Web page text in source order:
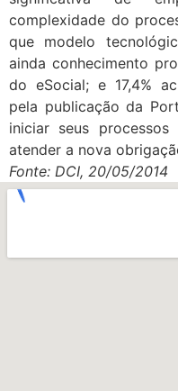
complexidade do
que modelo
ainda conhecimento
do eSocial; e 17,4%
pela publicação da
iniciar seus
atender a nova
Fonte: DCI, 20/05/2014